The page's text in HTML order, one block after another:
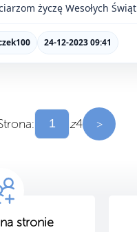
życzę Wesołych Świąt
24-12-2023 09:41
z4 >
stronie